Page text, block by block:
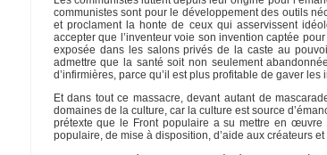
communistes sont pour le développement des outils
et proclament la honte de ceux qui asservissent
accepter que l’inventeur voie son invention captée
exposée dans les salons privés de la caste au
admettre que la santé soit non seulement
d’infirmières, parce qu’il est plus profitable de gaver
Et dans tout ce massacre, devant autant de
domaines de la culture, car la culture est source
prétexte que le Front populaire a su mettre en œuvre
populaire, de mise à disposition, d’aide aux créateurs